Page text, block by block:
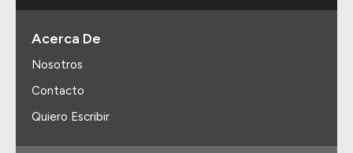
Acerca De
Nosotros
Contacto
Quiero Escribir